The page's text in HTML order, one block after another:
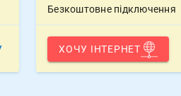
Безкоштовне підключення
ХОЧУ ІНТЕРНЕТ